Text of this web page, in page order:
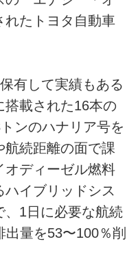
れたトヨタ自動車
有して実績もある
搭載された16本の
ンのハナリア号を
航続距離の面で課
オディーゼル燃料
イブリッドシス
、1日に必要な航続
量を53〜100％削